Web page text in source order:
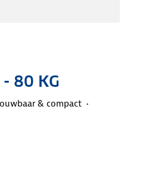
80 KG
& compact